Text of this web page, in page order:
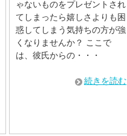
ゃないものをプレゼントされ
てしまったら嬉しさよりも困
惑してしまう気持ちの方が強
くなりませんか？ ここで
は、彼氏からの・・・
続きを読む